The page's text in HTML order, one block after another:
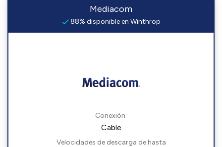
Mediacom
88% disponible en Winthrop
Conexión:
Cable
Velocidades de descarga de hasta